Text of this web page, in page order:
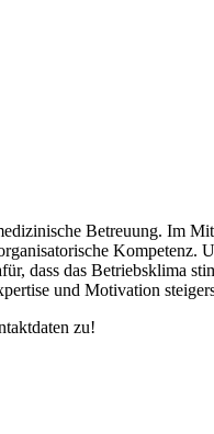
Betreuung. Im
Kompetenz.
dass das Betriebsklima
und Motivation
zu!